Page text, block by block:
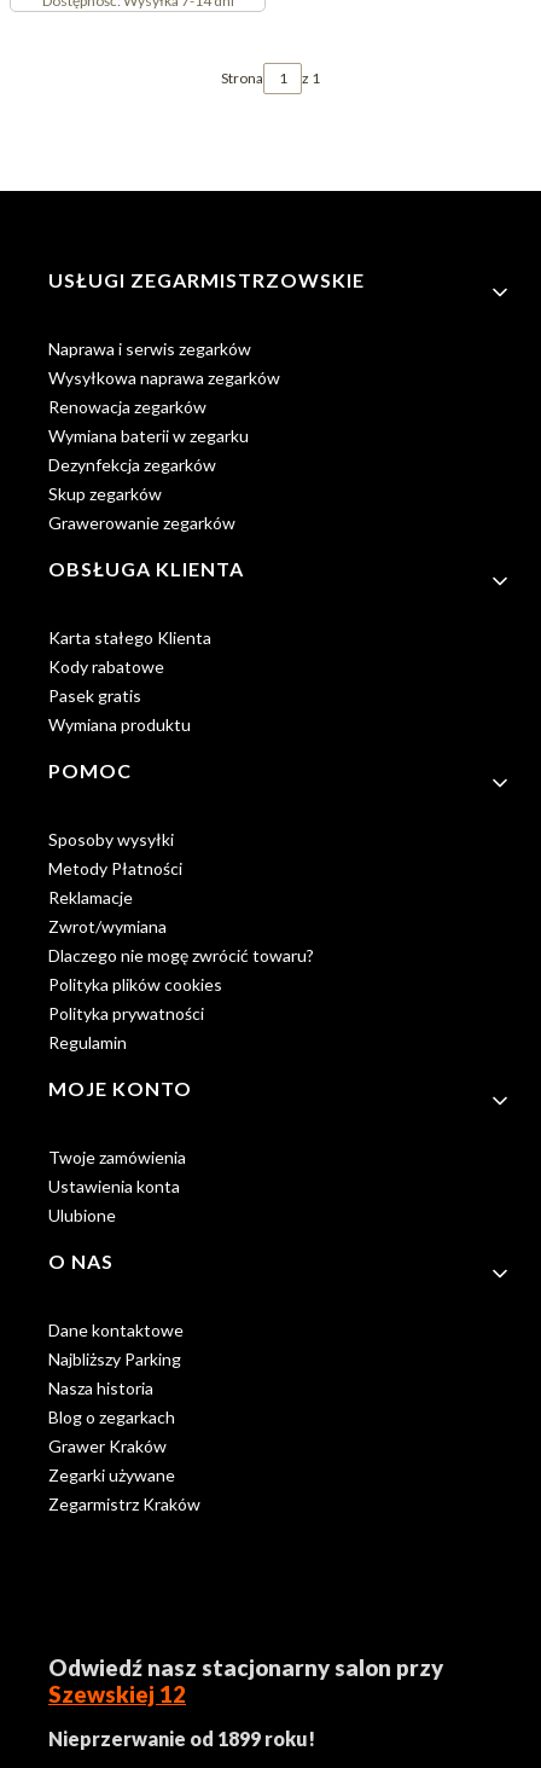
Strona z 1
Linki w stopce
USŁUGI ZEGARMISTRZOWSKIE
Naprawa i serwis zegarków
Wysyłkowa naprawa zegarków
Renowacja zegarków
Wymiana baterii w zegarku
Dezynfekcja zegarków
Skup zegarków
Grawerowanie zegarków
OBSŁUGA KLIENTA
Karta stałego Klienta
Kody rabatowe
Pasek gratis
Wymiana produktu
POMOC
Sposoby wysyłki
Metody Płatności
Reklamacje
Zwrot/wymiana
Dlaczego nie mogę zwrócić towaru?
Polityka plików cookies
Polityka prywatności
Regulamin
MOJE KONTO
Twoje zamówienia
Ustawienia konta
Ulubione
O NAS
Dane kontaktowe
Najbliższy Parking
Nasza historia
Blog o zegarkach
Grawer Kraków
Zegarki używane
Zegarmistrz Kraków
Odwiedź nasz stacjonarny salon przy
Szewskiej 12
Nieprzerwanie od 1899 roku!